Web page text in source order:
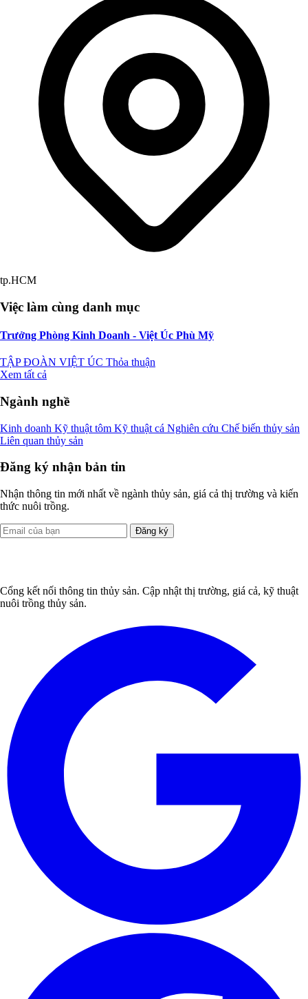
tp.HCM
Việc làm cùng danh mục
Trưởng Phòng Kinh Doanh - Việt Úc Phù Mỹ
TẬP ĐOÀN VIỆT ÚC Thỏa thuận
Xem tất cả
Ngành nghề
Kinh doanh Kỹ thuật tôm Kỹ thuật cá Nghiên cứu Chế biến thủy sản
Liên quan thủy sản
Đăng ký nhận bản tin
Nhận thông tin mới nhất về ngành thủy sản, giá cả thị trường và kiến
thức nuôi trồng.
Đăng ký
Cổng kết nối thông tin thủy sản. Cập nhật thị trường, giá cả, kỹ thuật
nuôi trồng thủy sản.